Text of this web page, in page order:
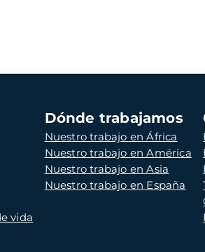
vida
Dónde trabajamos
Nuestro trabajo en África
Nuestro trabajo en América
Nuestro trabajo en Asia
Nuestro trabajo en España